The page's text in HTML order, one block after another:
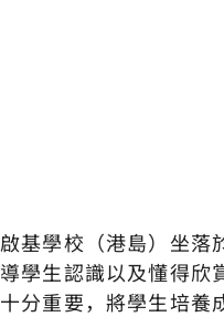
啟基學校（港島）坐落
導學生認識以及懂得欣
十分重要，將學生培養